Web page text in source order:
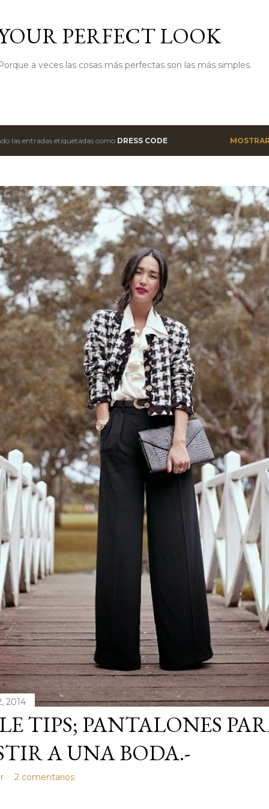
PERFECT LOOK
a veces las cosas más perfectas son las más simples.
las entradas etiquetadas como DRESS CODE
2014
TIPS; PANTALONES
A UNA BODA.-
2 comentarios